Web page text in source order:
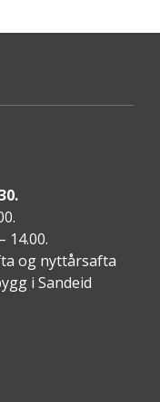
14.00.
og nyttårsafta
i Sandeid